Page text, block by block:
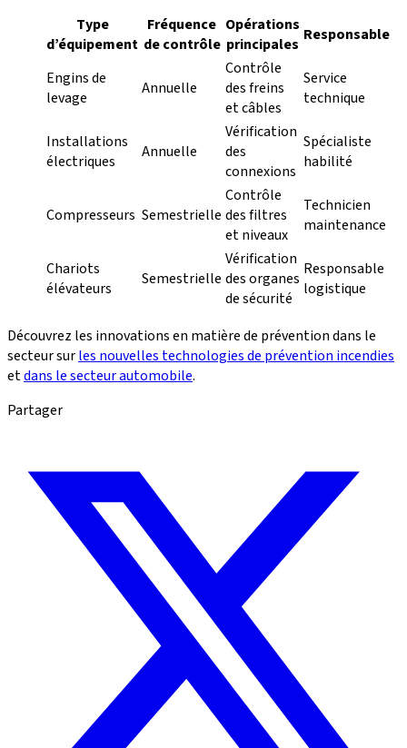
Type
d’équipement
Fréquence
de contrôle
Opérations
principales Responsable
Engins de
levage
Annuelle
Contrôle
des freins
et câbles
Service
technique
Installations
électriques
Annuelle
Vérification
des
connexions
Spécialiste
habilité
Compresseurs Semestrielle
Contrôle
des filtres
et niveaux
Technicien
maintenance
Chariots
élévateurs
Semestrielle
Vérification
des organes
de sécurité
Responsable
logistique
Découvrez les innovations en matière de prévention dans le
secteur surles nouvelles technologies de prévention incendies
etdans le secteur automobile.
Partager